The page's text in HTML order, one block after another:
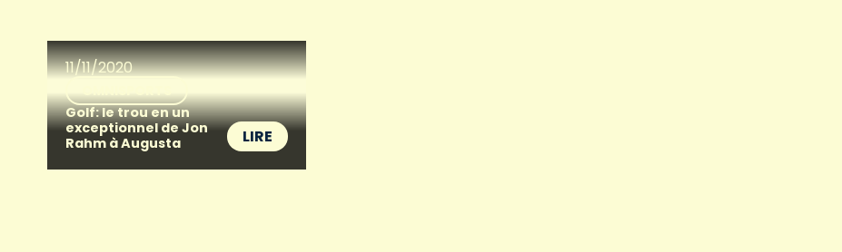
11/11/2020
Golf: le trou en un
exceptionnel de Jon
Rahm à Augusta
LIRE